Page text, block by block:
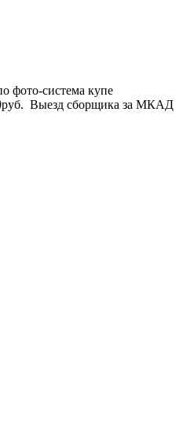
фото-система купе
Выезд сборщика за МКАД